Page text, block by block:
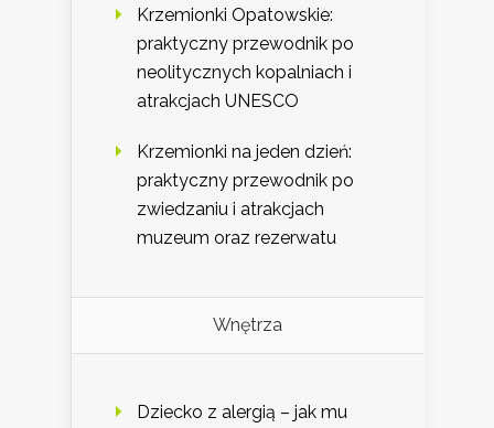
Krzemionki Opatowskie:
praktyczny przewodnik po
neolitycznych kopalniach i
atrakcjach UNESCO
Krzemionki na jeden dzień:
praktyczny przewodnik po
zwiedzaniu i atrakcjach
muzeum oraz rezerwatu
Wnętrza
Dziecko z alergią – jak mu